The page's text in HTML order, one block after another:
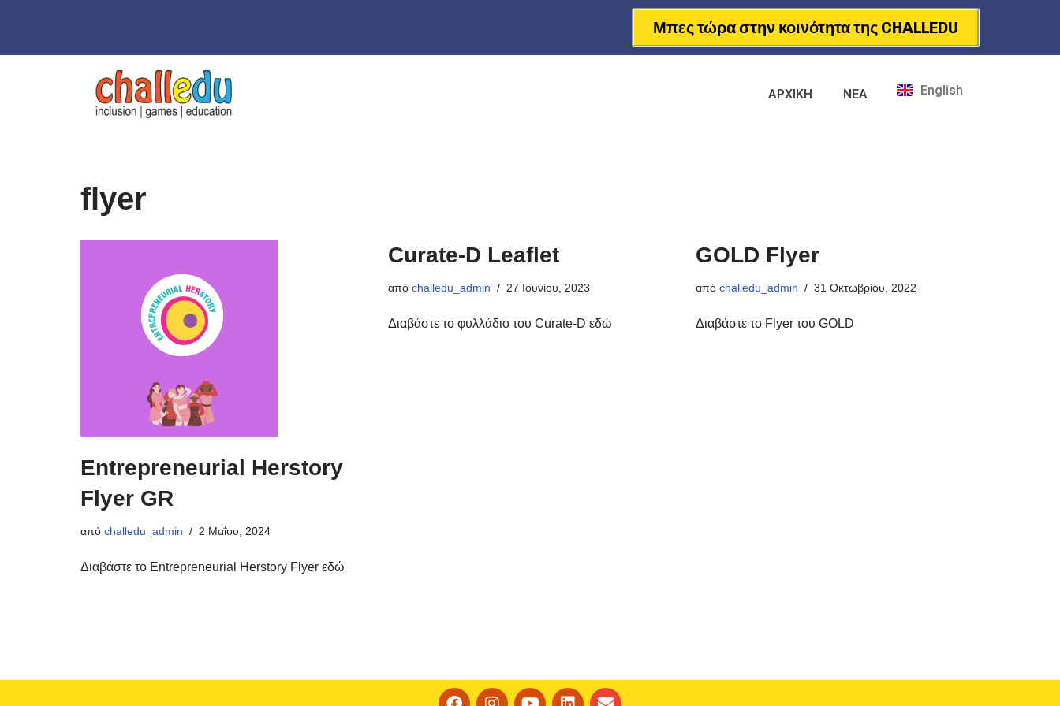
Μπες τώρα στην κοινότητα της CHALLEDU
ΑΡΧΙΚΗ ΝΕΑ English
flyer
Entrepreneurial Herstory
Flyer GR
από challedu_admin 2 Μαΐου, 2024
Διαβάστε το Entrepreneurial Herstory Flyer εδώ
Curate-D Leaflet
από challedu_admin 27 Ιουνίου, 2023
Διαβάστε το φυλλάδιο του Curate-D εδώ
GOLD Flyer
από challedu_admin 31 Οκτωβρίου, 2022
Διαβάστε το Flyer του GOLD